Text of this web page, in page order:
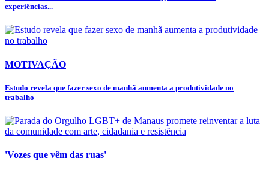
experiências...
MOTIVAÇÃO
Estudo revela que fazer sexo de manhã aumenta a produtividade no
trabalho
'Vozes que vêm das ruas'